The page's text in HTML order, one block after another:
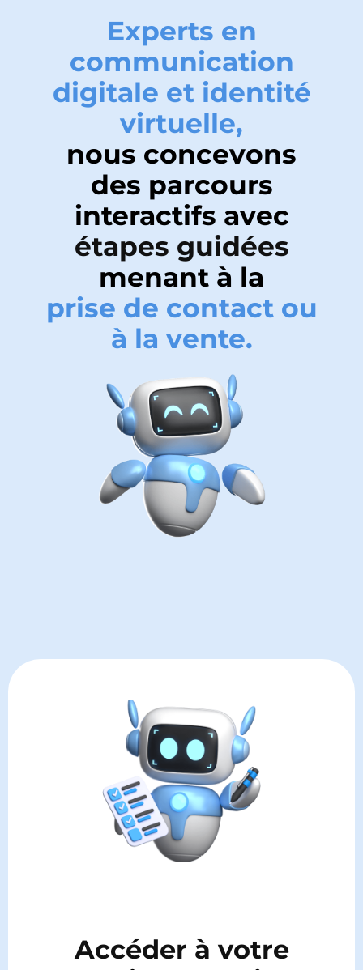
Experts en
communication
digitale et identité
virtuelle,
nous concevons
des parcours
interactifs avec
étapes guidées
menant à la
prise de contact ou
à la vente.
Accéder à votre